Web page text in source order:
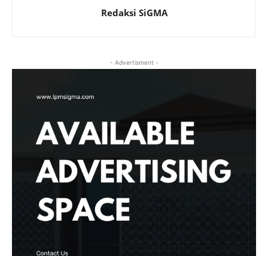
Redaksi SiGMA
- Advertisment -